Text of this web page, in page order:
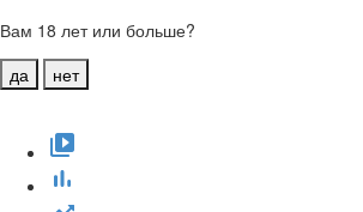
Вам 18 лет или больше?
да
нет